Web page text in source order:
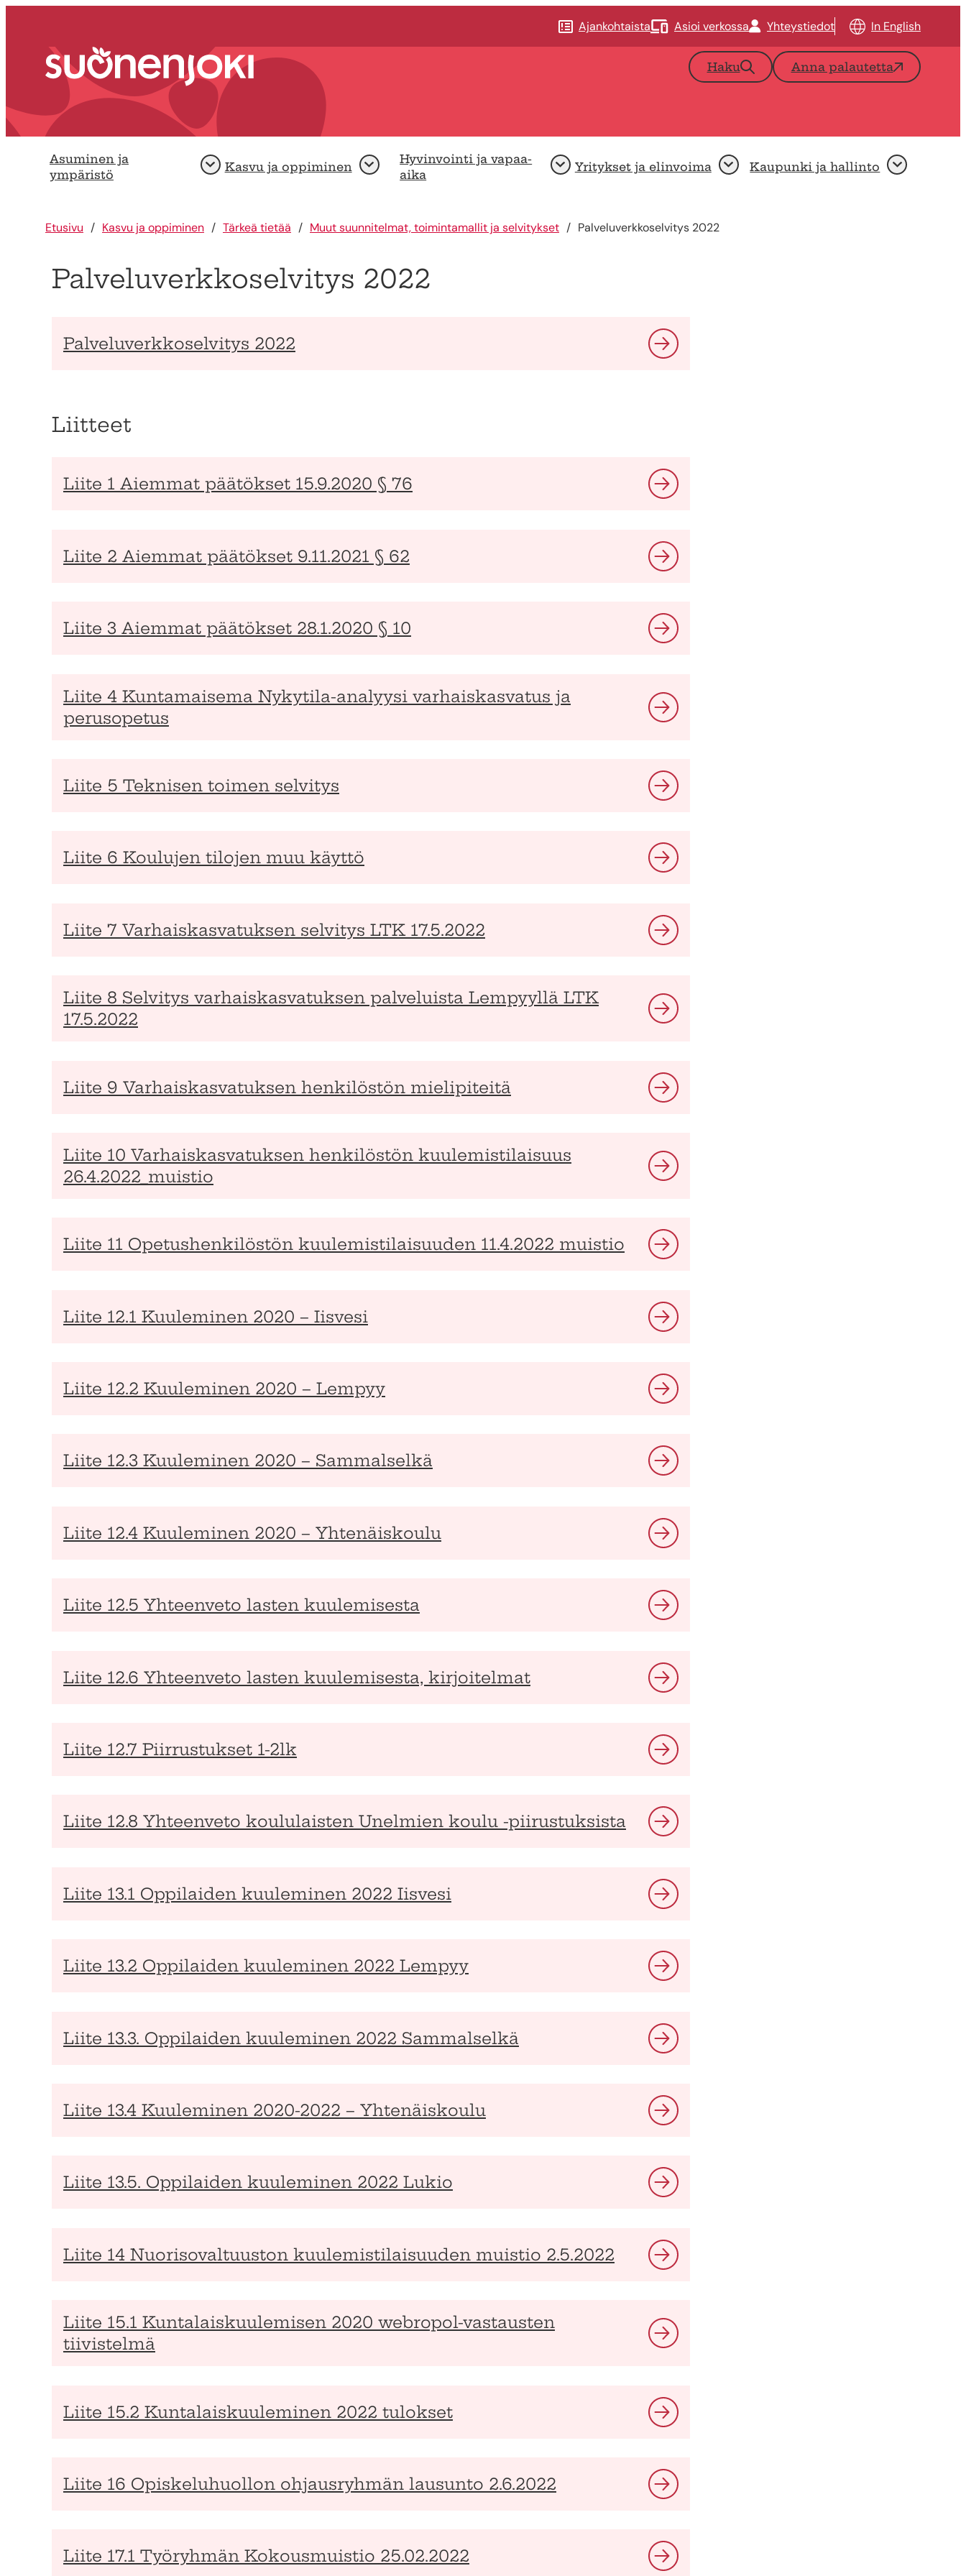
Ajankohtaista
Asioi verkossa Yhteystiedot In English
Etusivu
Haku Anna palautetta
Asuminen ja
ympäristö
AvaaKasvu ja oppiminen Avaa
Hyvinvointi ja vapaa-
aika
AvaaYritykset ja elinvoima AvaaKaupunki ja hallinto Avaa
Etusivu Kasvu ja oppiminen Tärkeä tietää Muut suunnitelmat, toimintamallit ja selvitykset Palveluverkkoselvitys 2022
Palveluverkkoselvitys 2022
Palveluverkkoselvitys 2022
Liitteet
Liite 1 Aiemmat päätökset 15.9.2020 § 76
Liite 2 Aiemmat päätökset 9.11.2021 § 62
Liite 3 Aiemmat päätökset 28.1.2020 § 10
Liite 4 Kuntamaisema Nykytila-analyysi varhaiskasvatus ja
perusopetus
Liite 5 Teknisen toimen selvitys
Liite 6 Koulujen tilojen muu käyttö
Liite 7 Varhaiskasvatuksen selvitys LTK 17.5.2022
Liite 8 Selvitys varhaiskasvatuksen palveluista Lempyyllä LTK
17.5.2022
Liite 9 Varhaiskasvatuksen henkilöstön mielipiteitä
Liite 10 Varhaiskasvatuksen henkilöstön kuulemistilaisuus
26.4.2022_muistio
Liite 11 Opetushenkilöstön kuulemistilaisuuden 11.4.2022 muistio
Liite 12.1 Kuuleminen 2020 – Iisvesi
Liite 12.2 Kuuleminen 2020 – Lempyy
Liite 12.3 Kuuleminen 2020 – Sammalselkä
Liite 12.4 Kuuleminen 2020 – Yhtenäiskoulu
Liite 12.5 Yhteenveto lasten kuulemisesta
Liite 12.6 Yhteenveto lasten kuulemisesta, kirjoitelmat
Liite 12.7 Piirrustukset 1-2lk
Liite 12.8 Yhteenveto koululaisten Unelmien koulu -piirustuksista
Liite 13.1 Oppilaiden kuuleminen 2022 Iisvesi
Liite 13.2 Oppilaiden kuuleminen 2022 Lempyy
Liite 13.3. Oppilaiden kuuleminen 2022 Sammalselkä
Liite 13.4 Kuuleminen 2020-2022 – Yhtenäiskoulu
Liite 13.5. Oppilaiden kuuleminen 2022 Lukio
Liite 14 Nuorisovaltuuston kuulemistilaisuuden muistio 2.5.2022
Liite 15.1 Kuntalaiskuulemisen 2020 webropol-vastausten
tiivistelmä
Liite 15.2 Kuntalaiskuuleminen 2022 tulokset
Liite 16 Opiskeluhuollon ohjausryhmän lausunto 2.6.2022
Liite 17.1 Työryhmän Kokousmuistio 25.02.2022